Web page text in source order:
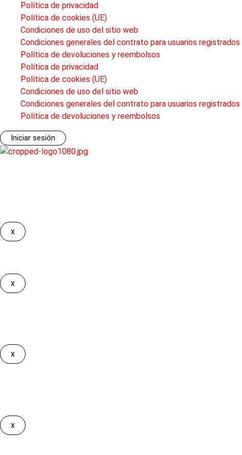
Política de privacidad
Política de cookies (UE)
Condiciones de uso del sitio web
Condiciones generales del contrato para usuarios registrados
Política de devoluciones y reembolsos
Política de privacidad
Política de cookies (UE)
Condiciones de uso del sitio web
Condiciones generales del contrato para usuarios registrados
Política de devoluciones y reembolsos
Iniciar sesión
x
x
x
x